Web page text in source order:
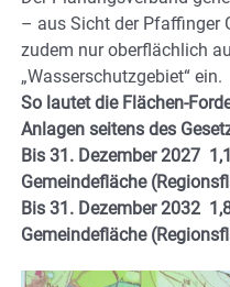
– aus Sicht der Pfaffinger
zudem nur oberflächlich
„Wasserschutzgebiet“ ein.
So lautet die Flächen-
Anlagen seitens des
Bis 31. Dezember 2027
Gemeindefläche
Bis 31. Dezember 2032
Gemeindefläche